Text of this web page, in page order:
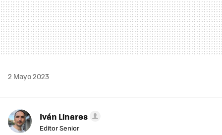
2 Mayo 2023
Iván Linares
Editor Senior